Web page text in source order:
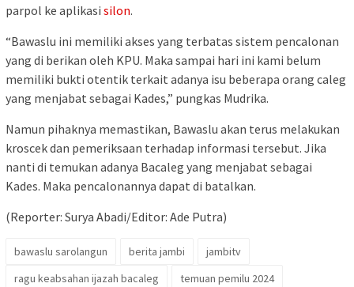
parpol ke aplikasi silon.
“Bawaslu ini memiliki akses yang terbatas sistem pencalonan
yang di berikan oleh KPU. Maka sampai hari ini kami belum
memiliki bukti otentik terkait adanya isu beberapa orang caleg
yang menjabat sebagai Kades,” pungkas Mudrika.
Namun pihaknya memastikan, Bawaslu akan terus melakukan
kroscek dan pemeriksaan terhadap informasi tersebut. Jika
nanti di temukan adanya Bacaleg yang menjabat sebagai
Kades. Maka pencalonannya dapat di batalkan.
(Reporter: Surya Abadi/Editor: Ade Putra)
bawaslu sarolangun berita jambi
jambitv
ragu keabsahan ijazah bacaleg
temuan pemilu 2024